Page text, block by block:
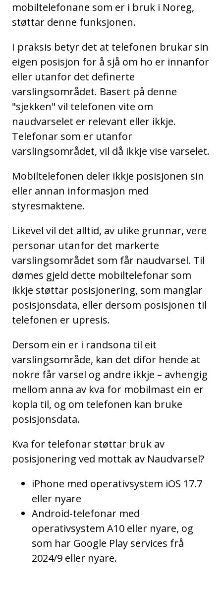
mobiltelefonane som er i bruk i Noreg,
støttar denne funksjonen.
I praksis betyr det at telefonen brukar sin
eigen posisjon for å sjå om ho er innanfor
eller utanfor det definerte
varslingsområdet. Basert på denne
"sjekken" vil telefonen vite om
naudvarselet er relevant eller ikkje.
Telefonar som er utanfor
varslingsområdet, vil då ikkje vise varselet.
Mobiltelefonen deler ikkje posisjonen sin
eller annan informasjon med
styresmaktene.
Likevel vil det alltid, av ulike grunnar, vere
personar utanfor det markerte
varslingsområdet som får naudvarsel. Til
dømes gjeld dette mobiltelefonar som
ikkje støttar posisjonering, som manglar
posisjonsdata, eller dersom posisjonen til
telefonen er upresis.
Dersom ein er i randsona til eit
varslingsområde, kan det difor hende at
nokre får varsel og andre ikkje – avhengig
mellom anna av kva for mobilmast ein er
kopla til, og om telefonen kan bruke
posisjonsdata.
Kva for telefonar støttar bruk av
posisjonering ved mottak av Naudvarsel?
iPhone med operativsystem iOS 17.7
eller nyare
Android-telefonar med
operativsystem A10 eller nyare, og
som har Google Play services frå
2024/9 eller nyare.